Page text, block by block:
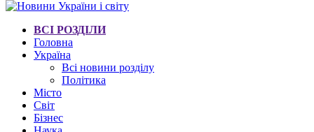
ВСІ РОЗДІЛИ
Головна
Україна
Всі новини розділу
Політика
Місто
Світ
Бізнес